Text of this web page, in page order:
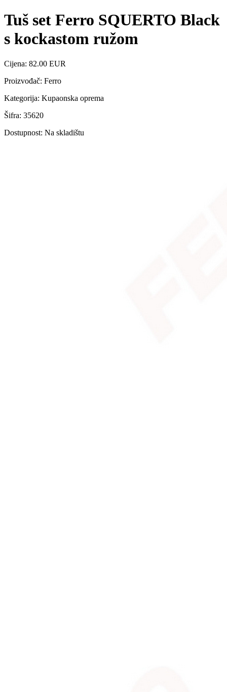
Tuš set Ferro SQUERTO Black
s kockastom ružom
Cijena: 82.00 EUR
Proizvođač: Ferro
Kategorija: Kupaonska oprema
Šifra: 35620
Dostupnost: Na skladištu